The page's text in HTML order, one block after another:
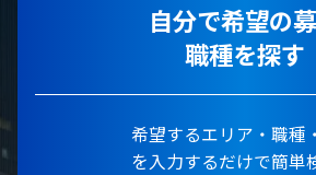
自分で希望の
職種を探す
希望するエリア・職種
を入力するだけで簡単